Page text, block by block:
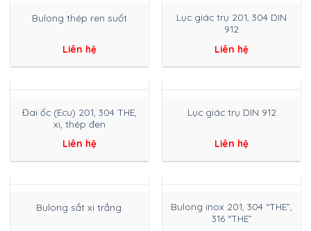
Bulong thép ren suốt
Liên hệ
Lục giác trụ 201, 304 DIN
912
Liên hệ
Đai ốc (Ecu) 201, 304 THE,
xi, thép đen
Liên hệ
Lục giác trụ DIN 912
Liên hệ
Bulong sắt xi trắng.
Bulong inox 201, 304 “THE”,
316 “THE”